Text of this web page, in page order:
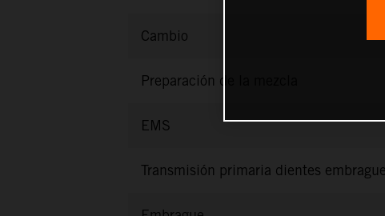
Cambio
Preparación de la mezcla
EMS
Transmisión primaria dientes embrague